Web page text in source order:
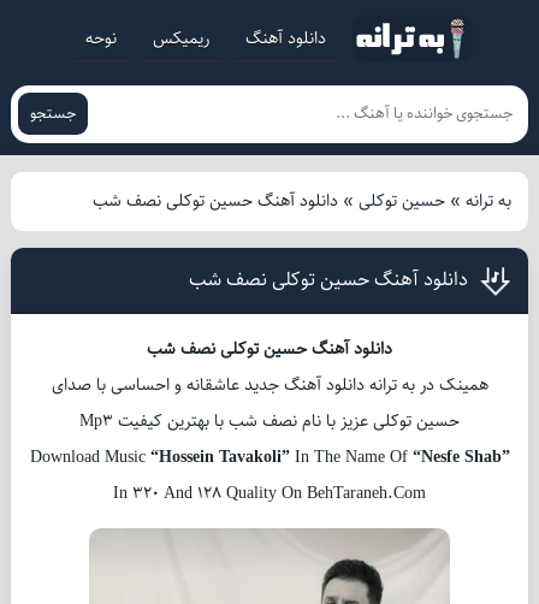
دانلود آهنگ ریمیکس نوحه
جستجو
به ترانه» حسین توکلی» دانلود آهنگ حسین توکلی نصف شب
دانلود آهنگ حسین توکلی نصف شب
دانلود آهنگ حسین توکلی نصف شب
همینک در به ترانه دانلود آهنگ جدید عاشقانه و احساسی با صدای
حسین توکلی عزیز با نام نصف شب با بهترین کیفیت Mp3
Download Music“Hossein Tavakoli”In The Name Of“Nesfe Shab”
In 320 And 128 Quality On BehTaraneh.Com